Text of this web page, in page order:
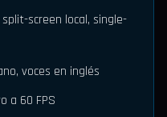
screen local, single-
voces en inglés
a 60 FPS